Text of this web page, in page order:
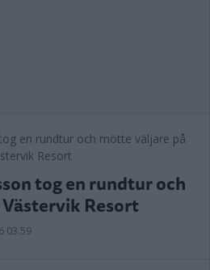
tog en rundtur och
Resort
03.59